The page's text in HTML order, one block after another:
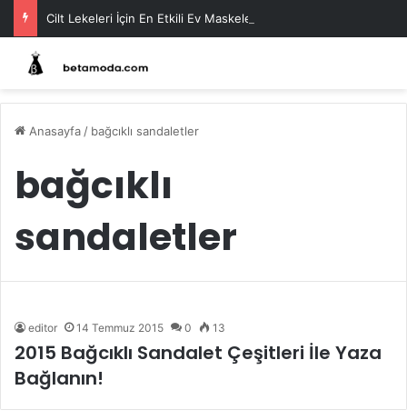
Cilt Lekeleri İçin En Etkili Ev Maskeleri
Anasayfa / bağcıklı sandaletler
bağcıklı
sandaletler
editor 14 Temmuz 2015 0 13
2015 Bağcıklı Sandalet Çeşitleri İle Yaza
Bağlanın!